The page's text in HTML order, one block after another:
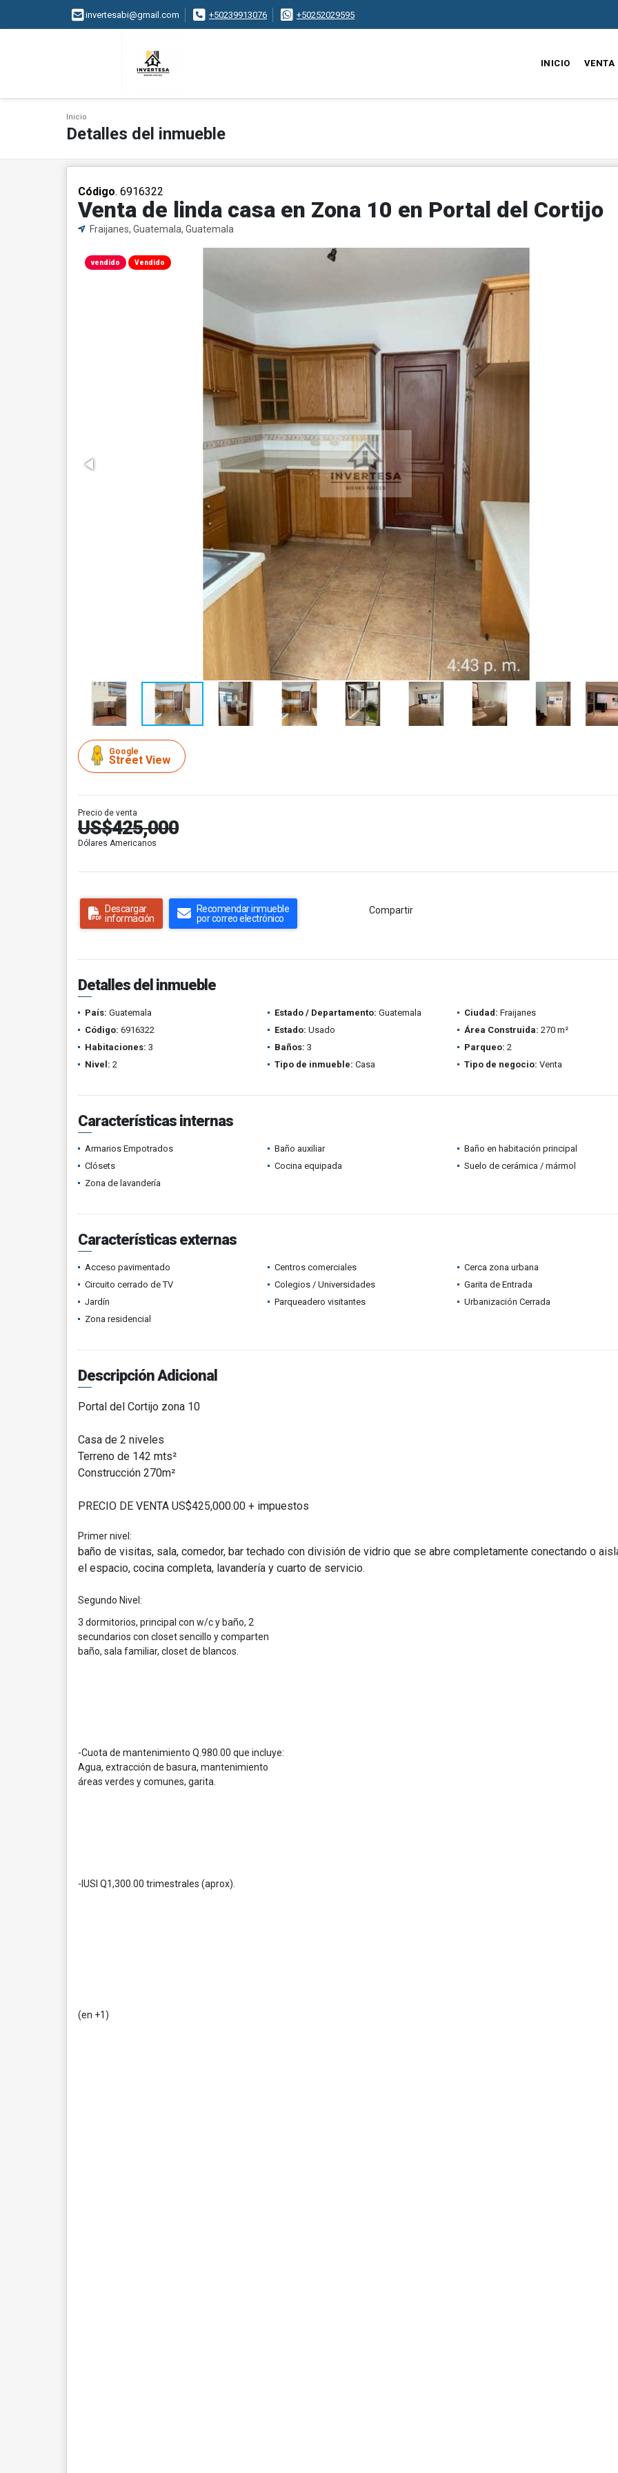
invertesabi@gmail.com +50239913076 +50252029595
INICIO VENTA
Inicio
Detalles del inmueble
Código. 6916322
Venta de linda casa en Zona 10 en Portal del Cortijo
Fraijanes, Guatemala, Guatemala
vendido Vendido
Google
Street View
Precio de venta
US$425,000
Dólares Americanos
Descargar
información
Recomendar inmueble
por correo electrónico
Compartir
Detalles del inmueble
País: Guatemala Estado / Departamento: Guatemala Ciudad: Fraijanes
Código: 6916322 Estado: Usado Área Construida: 270 m²
Habitaciones: 3 Baños: 3 Parqueo: 2
Nivel: 2 Tipo de inmueble: Casa Tipo de negocio: Venta
Características internas
Armarios Empotrados Baño auxiliar
Baño en habitación principal
Clósets
Cocina equipada
Suelo de cerámica / mármol
Zona de lavandería
Características externas
Acceso pavimentado Centros comerciales
Cerca zona urbana
Circuito cerrado de TV
Colegios / Universidades
Garita de Entrada
Jardín
Parqueadero visitantes
Urbanización Cerrada
Zona residencial
Descripción Adicional
Portal del Cortijo zona 10
Casa de 2 niveles
Terreno de 142 mts²
Construcción 270m²
PRECIO DE VENTA US$425,000.00 + impuestos
Primer nivel:
baño de visitas, sala, comedor, bar techado con división de vidrio que se abre completamente conectando o
el espacio, cocina completa, lavandería y cuarto de servicio.
Segundo Nivel:
3 dormitorios, principal con w/c y baño, 2
secundarios con closet sencillo y comparten
baño, sala familiar, closet de blancos.
-Cuota de mantenimiento Q.980.00 que incluye:
Agua, extracción de basura, mantenimiento
áreas verdes y comunes, garita.
-IUSI Q1,300.00 trimestrales (aprox).
(en +1)